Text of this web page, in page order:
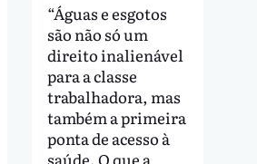
“Águas e esgotos
são não só um
direito inalienável
para a classe
trabalhadora, mas
também a primeira
ponta de acesso à
saúde. O que a